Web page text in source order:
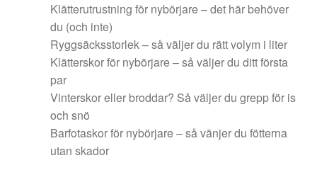
Klätterutrustning för nybörjare – det här behöver
du (och inte)
Ryggsäcksstorlek – så väljer du rätt volym i liter
Klätterskor för nybörjare – så väljer du ditt första
par
Vinterskor eller broddar? Så väljer du grepp för is
och snö
Barfotaskor för nybörjare – så vänjer du fötterna
utan skador